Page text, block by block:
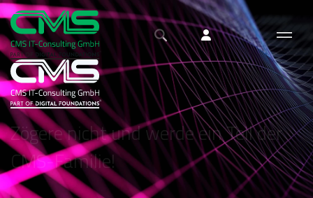
Zögere nicht und werde ein Teil der
CMS-Familie!